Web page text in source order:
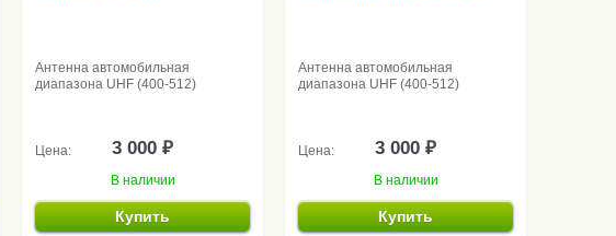
Антенна автомобильная
диапазона UHF (400-512)
Цена: 3 000 ₽
В наличии
Купить
Антенна автомобильная
диапазона UHF (400-512)
Цена: 3 000 ₽
В наличии
Купить